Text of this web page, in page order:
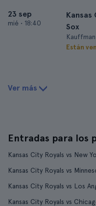
23 sep
mié • 18:40
Kansas
Sox
Están
Ver más
Entradas para los
Kansas City Royals vs New
Kansas City Royals vs
Kansas City Royals vs Los
Kansas City Royals vs